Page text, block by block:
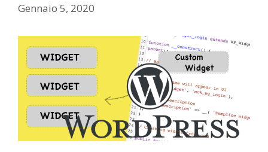
Gennaio 5, 2020